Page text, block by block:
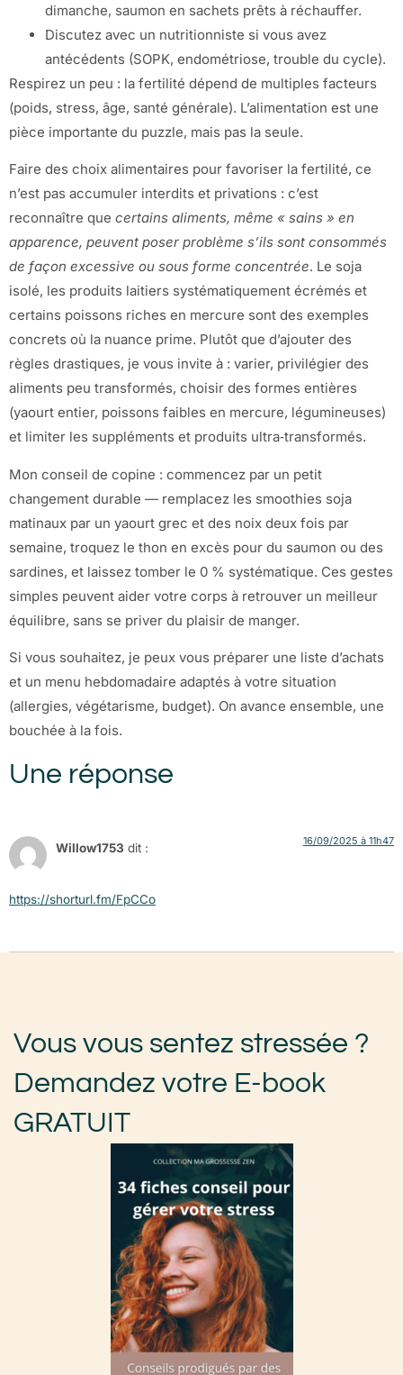
dimanche, saumon en sachets prêts à réchauffer.
Discutez avec un nutritionniste si vous avez
antécédents (SOPK, endométriose, trouble du cycle).
Respirez un peu : la fertilité dépend de multiples facteurs
(poids, stress, âge, santé générale). L’alimentation est une
pièce importante du puzzle, mais pas la seule.
Faire des choix alimentaires pour favoriser la fertilité, ce
n’est pas accumuler interdits et privations : c’est
reconnaître que certains aliments, même « sains » en
apparence, peuvent poser problème s’ils sont consommés
de façon excessive ou sous forme concentrée. Le soja
isolé, les produits laitiers systématiquement écrémés et
certains poissons riches en mercure sont des exemples
concrets où la nuance prime. Plutôt que d’ajouter des
règles drastiques, je vous invite à : varier, privilégier des
aliments peu transformés, choisir des formes entières
(yaourt entier, poissons faibles en mercure, légumineuses)
et limiter les suppléments et produits ultra‑transformés.
Mon conseil de copine : commencez par un petit
changement durable — remplacez les smoothies soja
matinaux par un yaourt grec et des noix deux fois par
semaine, troquez le thon en excès pour du saumon ou des
sardines, et laissez tomber le 0 % systématique. Ces gestes
simples peuvent aider votre corps à retrouver un meilleur
équilibre, sans se priver du plaisir de manger.
Si vous souhaitez, je peux vous préparer une liste d’achats
et un menu hebdomadaire adaptés à votre situation
(allergies, végétarisme, budget). On avance ensemble, une
bouchée à la fois.
Une réponse
Willow1753 dit : 16/09/2025 à 11h47
https://shorturl.fm/FpCCo
Vous vous sentez stressée ?
Demandez votre E-book
GRATUIT